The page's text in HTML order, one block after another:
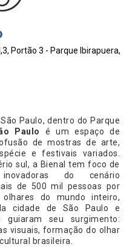
Portão 3 - Parque Ibirapuera,
Paulo, dentro do Parque
Paulo
é um espaço de
de mostras de arte,
e festivais variados.
sul, a Bienal tem foco de
do cenário
de 500 mil pessoas por
do mundo inteiro,
cidade de São Paulo e
seu surgimento:
visuais, formação do olhar
brasileira.